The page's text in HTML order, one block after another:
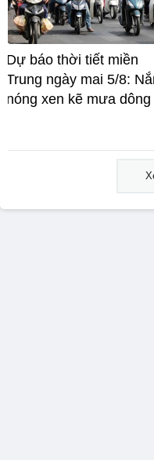
Dự báo thời tiết miền
Trung ngày mai 5/8:
nóng xen kẽ mưa dông